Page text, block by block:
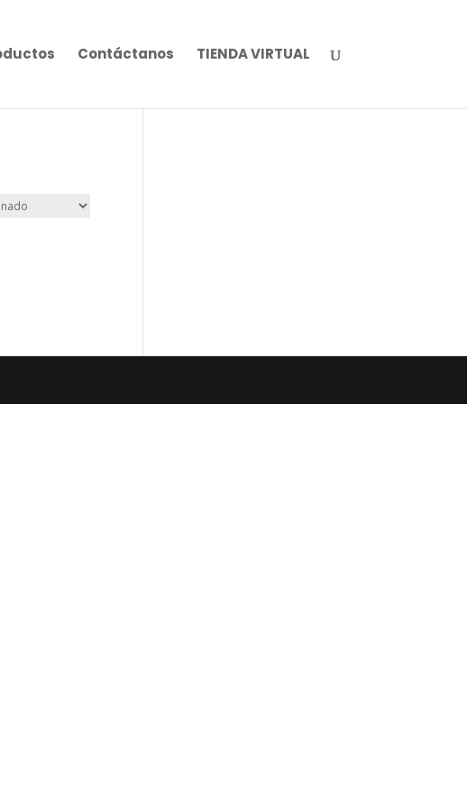
Contáctanos TIENDA VIRTUAL